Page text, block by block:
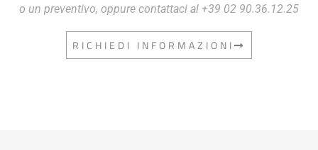
o un preventivo, oppure contattaci al +39 02 90.36.12.25
RICHIEDI INFORMAZIONI